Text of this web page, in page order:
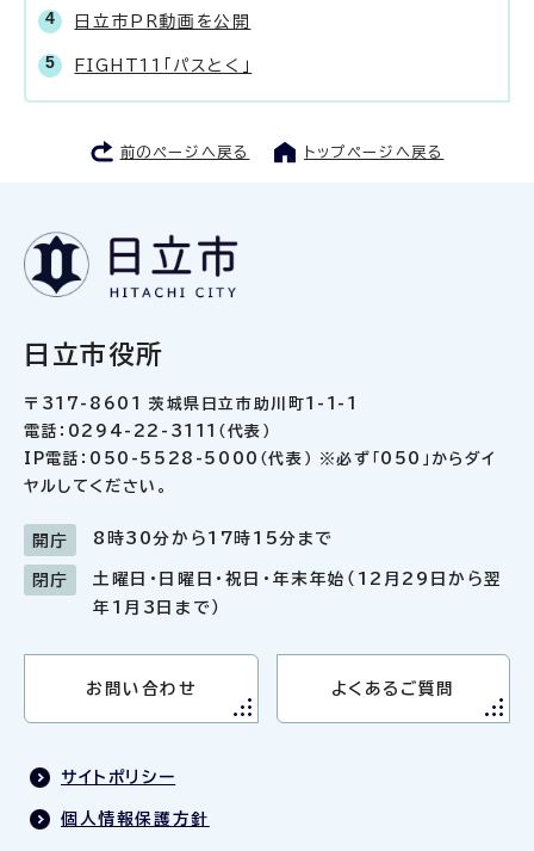
日立市PR動画を公開
FIGHT11「パスとく」
前のページへ戻る トップページへ戻る
日立市役所
〒317-8601 茨城県日立市助川町1-1-1
電話：0294-22-3111（代表）
IP電話：050-5528-5000（代表） ※必ず「050」からダイ
ヤルしてください。
開庁 8時30分から17時15分まで
閉庁
土曜日・日曜日・祝日・年末年始（12月29日から翌
年1月3日まで）
お問い合わせ よくあるご質問
サイトポリシー
個人情報保護方針